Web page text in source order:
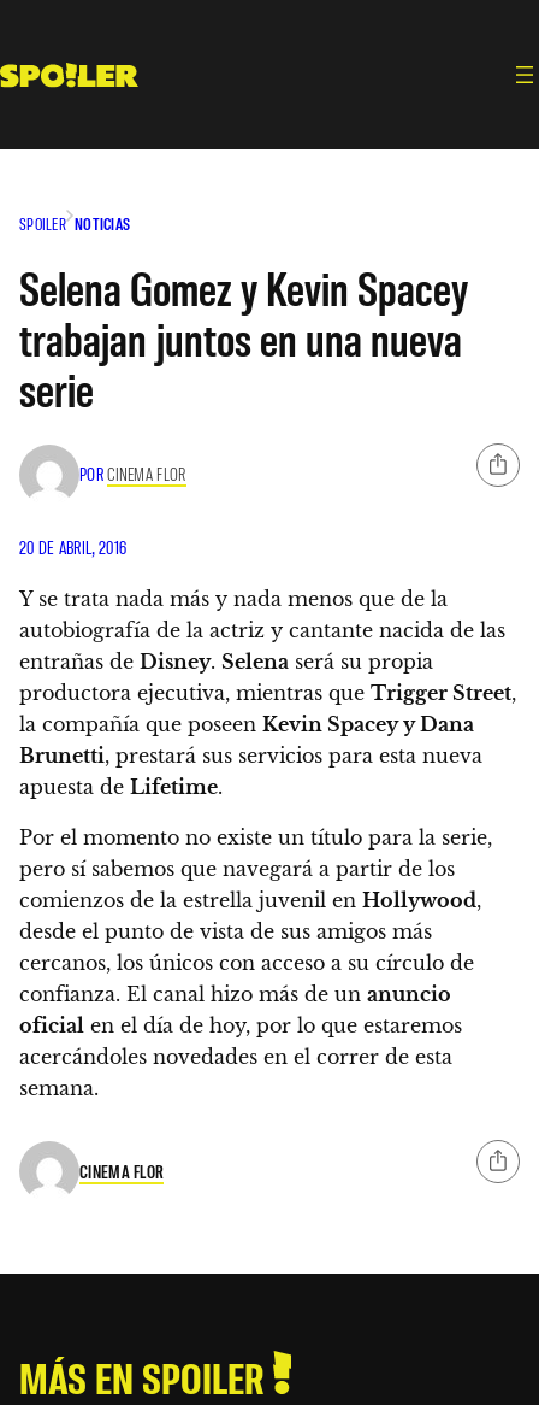
contenido
SPOILER NOTICIAS
Selena Gomez y Kevin Spacey
trabajan juntos en una nueva
serie
PORCINEMA FLOR
20 DE ABRIL, 2016
Y se trata nada más y nada menos que de la
autobiografía de la actriz y cantante nacida de las
entrañas de Disney. Selena será su propia
productora ejecutiva, mientras que Trigger Street,
la compañía que poseen Kevin Spacey y Dana
Brunetti, prestará sus servicios para esta nueva
apuesta de Lifetime.
Por el momento no existe un título para la serie,
pero sí sabemos que navegará a partir de los
comienzos de la estrella juvenil en Hollywood,
desde el punto de vista de sus amigos más
cercanos, los únicos con acceso a su círculo de
confianza. El canal hizo más de un anuncio
oficial en el día de hoy, por lo que estaremos
acercándoles novedades en el correr de esta
semana.
CINEMA FLOR
MÁS EN SPOILER